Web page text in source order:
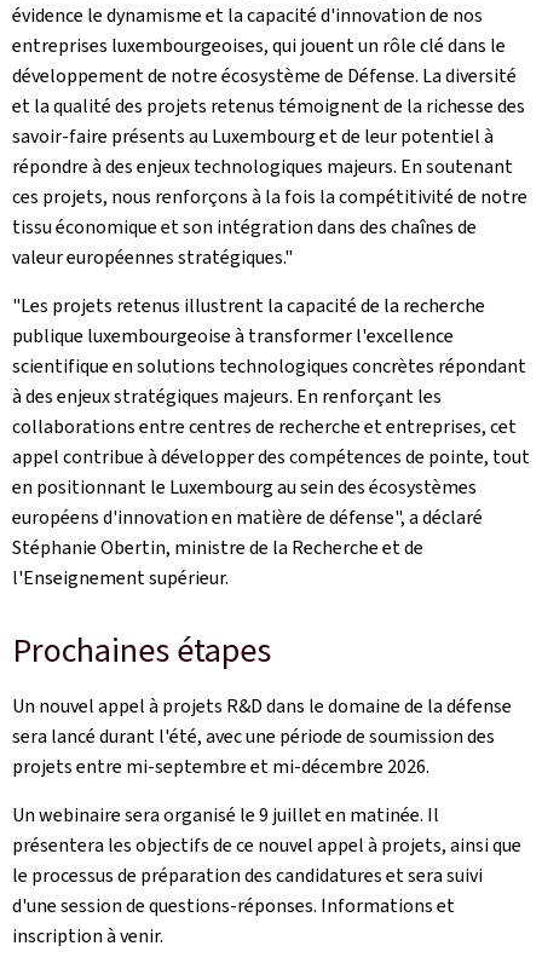
évidence le dynamisme et la capacité d'innovation de nos
entreprises luxembourgeoises, qui jouent un rôle clé dans le
développement de notre écosystème de Défense. La diversité
et la qualité des projets retenus témoignent de la richesse des
savoir-faire présents au Luxembourg et de leur potentiel à
répondre à des enjeux technologiques majeurs. En soutenant
ces projets, nous renforçons à la fois la compétitivité de notre
tissu économique et son intégration dans des chaînes de
valeur européennes stratégiques."
"Les projets retenus illustrent la capacité de la recherche
publique luxembourgeoise à transformer l'excellence
scientifique en solutions technologiques concrètes répondant
à des enjeux stratégiques majeurs. En renforçant les
collaborations entre centres de recherche et entreprises, cet
appel contribue à développer des compétences de pointe, tout
en positionnant le Luxembourg au sein des écosystèmes
européens d'innovation en matière de défense", a déclaré
Stéphanie Obertin, ministre de la Recherche et de
l'Enseignement supérieur.
Prochaines étapes
Un nouvel appel à projets R&D dans le domaine de la défense
sera lancé durant l'été, avec une période de soumission des
projets entre mi-septembre et mi-décembre 2026.
Un webinaire sera organisé le 9 juillet en matinée. Il
présentera les objectifs de ce nouvel appel à projets, ainsi que
le processus de préparation des candidatures et sera suivi
d'une session de questions-réponses. Informations et
inscription à venir.